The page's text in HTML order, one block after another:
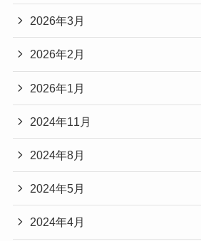
2026年3月
2026年2月
2026年1月
2024年11月
2024年8月
2024年5月
2024年4月